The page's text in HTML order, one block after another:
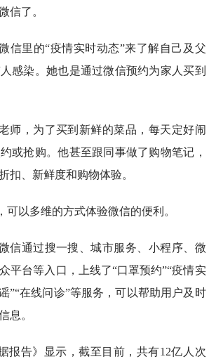
信了。
信里的“疫情实时动态”来了解自己及父
感染。她也是通过微信预约为家人买到
师，为了买到新鲜的菜品，每天定好闹
或抢购。他甚至跟同事做了购物笔记，
扣、新鲜度和购物体验。
可以多维的方式体验微信的便利。
信通过搜一搜、城市服务、小程序、微
平台等入口，上线了“口罩预约”“疫情实
”“在线问诊”等服务，可以帮助用户及时
息。
报告》显示，截至目前，共有12亿人次